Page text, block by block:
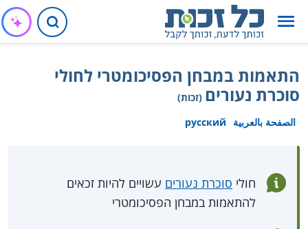
התאמות במבחן הפסיכומטרי לחולי
סוכרת נעורים (זכות)
الصفحة بالعربية
русский
חולי סוכרת נעורים עשויים להיות זכאים
להתאמות במבחן הפסיכומטרי